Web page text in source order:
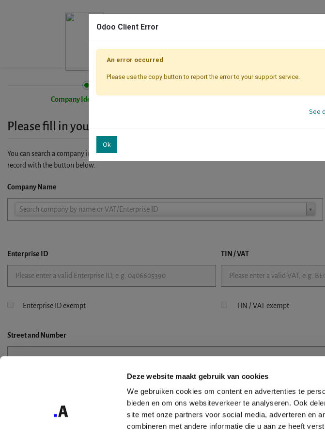
Deze website maakt gebruik van cookies
We gebruiken cookies om content en advertenties te
bieden en om ons websiteverkeer te analyseren. Ook
site met onze partners voor social media, adverteren en
combineren met andere informatie die u aan ze heeft
Company Identification
Please fill in your company details
You can search a company in our database by name, VAT or enterprise ID. When a company is selected
record with the button below.
Company Name
Search company by name or VAT/Enterprise ID
Company
Enterprise ID TIN / VAT
Enterprise ID exempt TIN / VAT exempt
Streetand Number
Odoo Client Error
An error occurred
Please use the copy button to report the error to your support service.
See
Ok